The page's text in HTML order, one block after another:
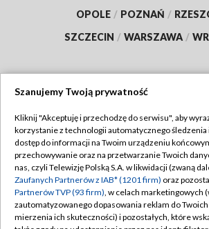
OPOLE / POZNAŃ /
SZCZECIN / WARSZAWA /
TVP
Abonament TVP
Emisja w TVP
Centrum informacji TVP
Naziemna Telewizja Cyfrowa
Regulamin TVP
Polityka
Moje zgody
Pomoc
Szanujemy Twoją prywatność
Kliknij "Akceptuję i przechodzę do serwisu", aby
korzystanie z technologii automatycznego śledzenia
dostęp do informacji na Twoim urządzeniu
przechowywanie oraz na przetwarzanie Twoich
nas, czyli Telewizję Polską S.A. w likwidacji (zwaną
Zaufanych Partnerów z IAB* (1201 firm) oraz
Partnerów TVP (93 firm), w celach marketingowych
zautomatyzowanego dopasowania reklam do
mierzenia ich skuteczności) i pozostałych, które